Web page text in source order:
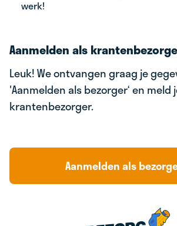
werk!
Aanmelden als
Leuk! We ontvangen graag je
'Aanmelden als bezorger‘ en meld
krantenbezorger.
Aanmelden als